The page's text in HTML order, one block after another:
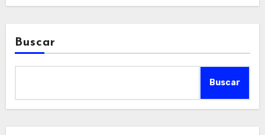
Buscar
Buscar